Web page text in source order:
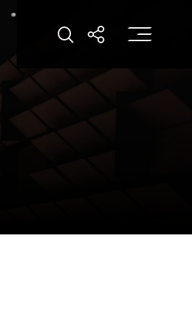
打开搜索打开分享打